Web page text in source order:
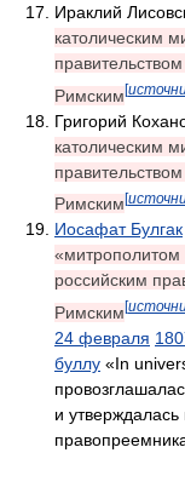
Ираклий
католическим
Римским[
Григорий
католическим
Римским[
Иосафат Булгак
«митрополитом
российским
Римским [
24 февраля
буллу «In
и